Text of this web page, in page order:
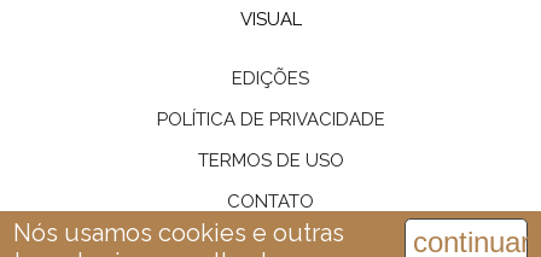
VISUAL
EDIÇÕES
POLÍTICA DE PRIVACIDADE
TERMOS DE USO
CONTATO
Nós usamos cookies e outras
continuar